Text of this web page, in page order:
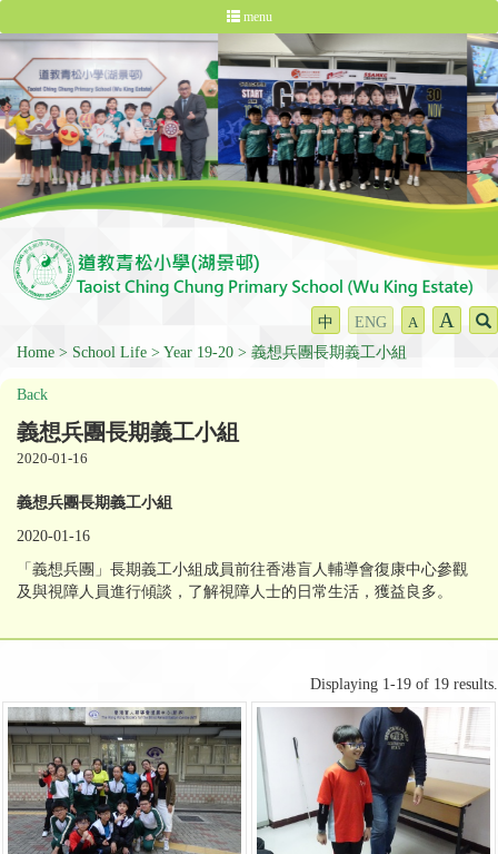
menu
中 ENG A A
Home School Life Year 19-20 義想兵團長期義工小組
Back
義想兵團長期義工小組
2020-01-16
義想兵團長期義工小組
2020-01-16
「義想兵團」長期義工小組成員前往香港盲人輔導會復康中心參觀
及與視障人員進行傾談，了解視障人士的日常生活，獲益良多。
Displaying 1-19 of 19 results.